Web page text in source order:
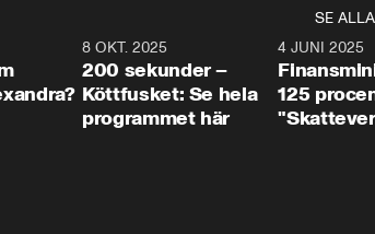
SE ALLA
31:05 4:29
8 OKT. 2025
200 sekunder –
Köttfusket: Se hela
programmet här
4 JUNI 2025
125